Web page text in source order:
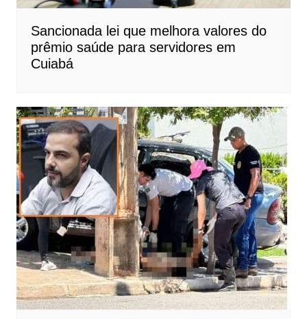
Sancionada lei que melhora valores do
prêmio saúde para servidores em
Cuiabá